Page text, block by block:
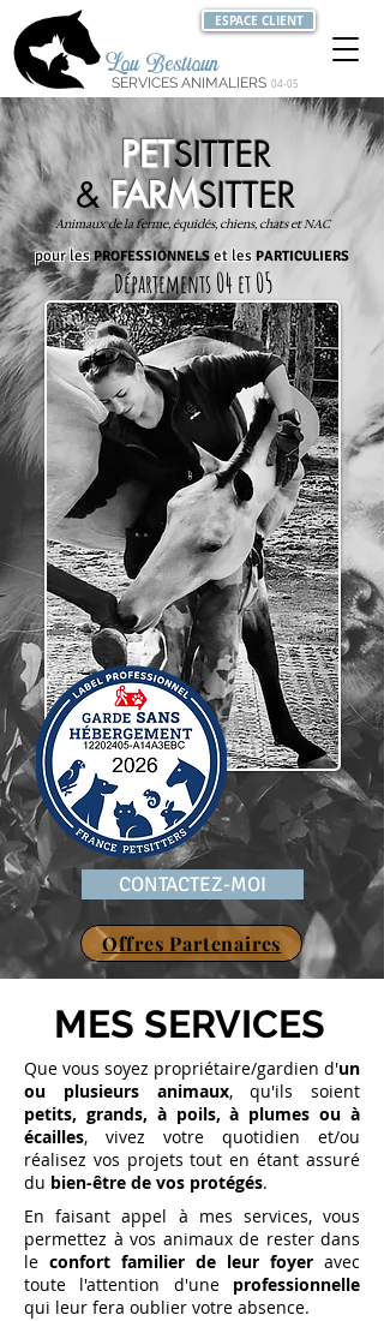
ESPACE CLIENT
Lou Bestioun
SERVICES ANIMALIERS 04-05
PETSITTER
& FARMSITTER
pour les PROFESSIONNELS et les PARTICULIERS
Animaux de la ferme, équidés, chiens, chats et NAC
Départements04 et05
CONTACTEZ-MOI
Offres Partenaires
MES SERVICES
Que vous soyez propriétaire/gardien d'un
ou plusieurs animaux, qu'ils soient
petits, grands, à poils, à plumes ou à
écailles, vivez votre quotidien et/ou
réalisez vos projets tout en étant assuré
du bien-être de vos protégés.
En faisant appel à mes services, vous
permettez à vos animaux de rester dans
le confort familier de leur foyer avec
toute l'attention d'une professionnelle
qui leur fera oublier votre absence.